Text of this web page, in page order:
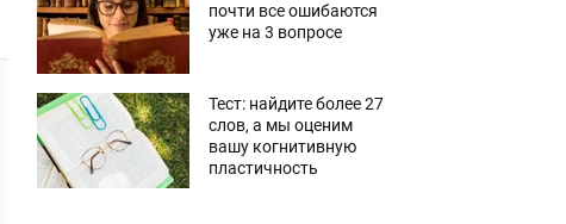
почти все ошибаются
уже на 3 вопросе
Тест: найдите более 27
слов, а мы оценим
вашу когнитивную
пластичность